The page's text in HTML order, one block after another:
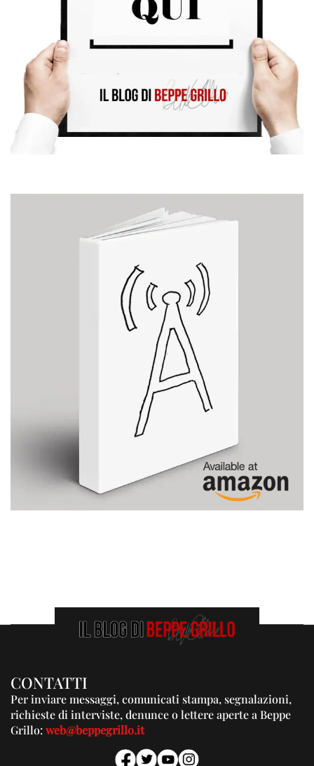
CONTATTI
Per inviare messaggi, comunicati stampa, segnalazioni,
richieste di interviste, denunce o lettere aperte a Beppe
Grillo:web@beppegrillo.it